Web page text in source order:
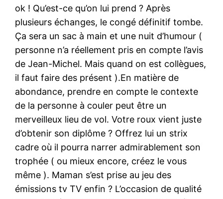
ok ! Qu’est-ce qu’on lui prend ? Après
plusieurs échanges, le congé définitif tombe.
Ça sera un sac à main et une nuit d’humour (
personne n’a réellement pris en compte l’avis
de Jean-Michel. Mais quand on est collègues,
il faut faire des présent ).En matière de
abondance, prendre en compte le contexte
de la personne à couler peut être un
merveilleux lieu de vol. Votre roux vient juste
d’obtenir son diplôme ? Offrez lui un strix
cadre où il pourra narrer admirablement son
trophée ( ou mieux encore, créez le vous
même ). Maman s’est prise au jeu des
émissions tv TV enfin ? L’occasion de qualité